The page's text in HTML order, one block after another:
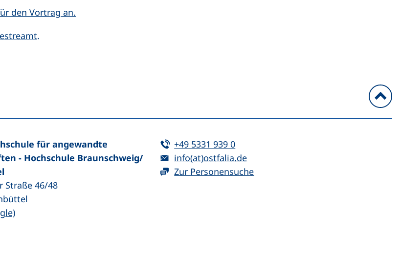
den Vortrag an.
(externer Link, öffnet neues Fenster)
.
Link, öffnet neues Fenster)
Link, öffnet neues Fenster)
für angewandte
- Hochschule Braunschweig/​
Straße 46/48
(externer Link, öffnet neues Fenster)
Tel:
+49 5331 939 0(startet einen Telefonanruf, wenn Ihr
E-Mail:
info(at)ostfalia.de(öffnet Ihr E-Mail-Programm)
Zur Personensuche